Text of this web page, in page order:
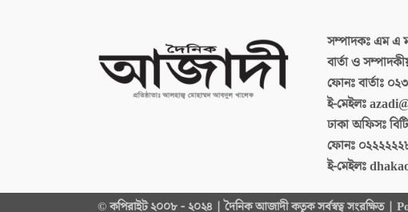
সম্পাদকঃএম এ
বার্তা ও
ফোনঃ বার্তাঃ
ই-মেইলঃ
ঢাকা অফিসঃ
ফোনঃ
ই-মেইলঃ
© কপিরাইট ২০০৮ - ২০২৪ | দৈনিক আজাদী কতৃক সর্বস্বত্ব সংরক্ষিত